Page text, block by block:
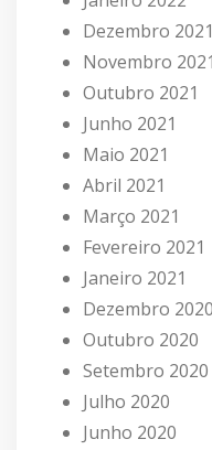
Dezembro 2021
Novembro 2021
Outubro 2021
Junho 2021
Maio 2021
Abril 2021
Março 2021
Fevereiro 2021
Janeiro 2021
Dezembro 2020
Outubro 2020
Setembro 2020
Julho 2020
Junho 2020